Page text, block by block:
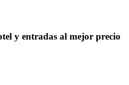
y entradas al mejor precio